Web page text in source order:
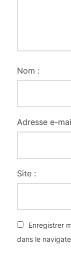
Nom :
Adresse e-
Site :
Enregistrer
dans le